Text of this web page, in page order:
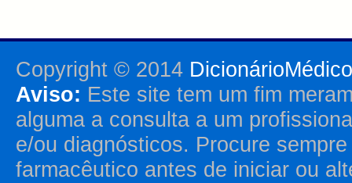
Copyright © 2014
Aviso: Este site tem um fim
alguma a consulta a um
e/ou diagnósticos. Procure
farmacêutico antes de iniciar ou